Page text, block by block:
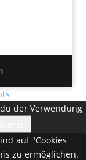
der Verwendung
auf "Cookies
zu ermöglichen.